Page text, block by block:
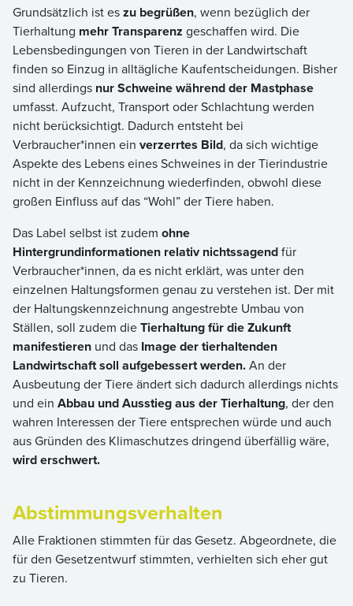
Grundsätzlich ist eszu begrüßen, wenn bezüglich der
Tierhaltung mehr Transparenz geschaffen wird. Die
Lebensbedingungen von Tieren in der Landwirtschaft
finden so Einzug in alltägliche Kaufentscheidungen. Bisher
sind allerdings nur Schweine während der Mastphase
umfasst. Aufzucht, Transport oder Schlachtung werden
nicht berücksichtigt. Dadurch entsteht bei
Verbraucher*innen ein verzerrtes Bild, da sich wichtige
Aspekte des Lebens eines Schweines in der Tierindustrie
nicht in der Kennzeichnung wiederfinden, obwohl diese
großen Einfluss auf das “Wohl” der Tiere haben.
Das Label selbst ist zudem ohne
Hintergrundinformationen relativ nichtssagendfür
Verbraucher*innen, da es nicht erklärt, was unter den
einzelnen Haltungsformen genau zu verstehen ist. Der mit
der Haltungskennzeichnung angestrebte Umbau von
Ställen, soll zudem dieTierhaltung für die Zukunft
manifestieren und das Image der tierhaltenden
Landwirtschaft soll aufgebessert werden.An der
Ausbeutung der Tiere ändert sich dadurch allerdings nichts
und ein Abbau und Ausstieg aus der Tierhaltung, der den
wahren Interessen der Tiere entsprechen würde und auch
aus Gründen des Klimaschutzes dringend überfällig wäre,
wird erschwert.
Abstimmungsverhalten
Alle Fraktionen stimmten für das Gesetz. Abgeordnete, die
für den Gesetzentwurf stimmten, verhielten sich eher gut
zu Tieren.